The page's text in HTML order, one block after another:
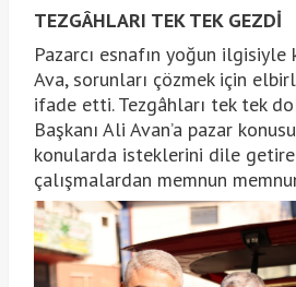
TEZGÂHLARI TEK TEK GEZDİ
Pazarcı esnafın yoğun ilgisiyle
Ava, sorunları çözmek için
ifade etti. Tezgâhları tek tek
Başkanı Ali Avan’a pazar
konularda isteklerini dile
çalışmalardan memnun